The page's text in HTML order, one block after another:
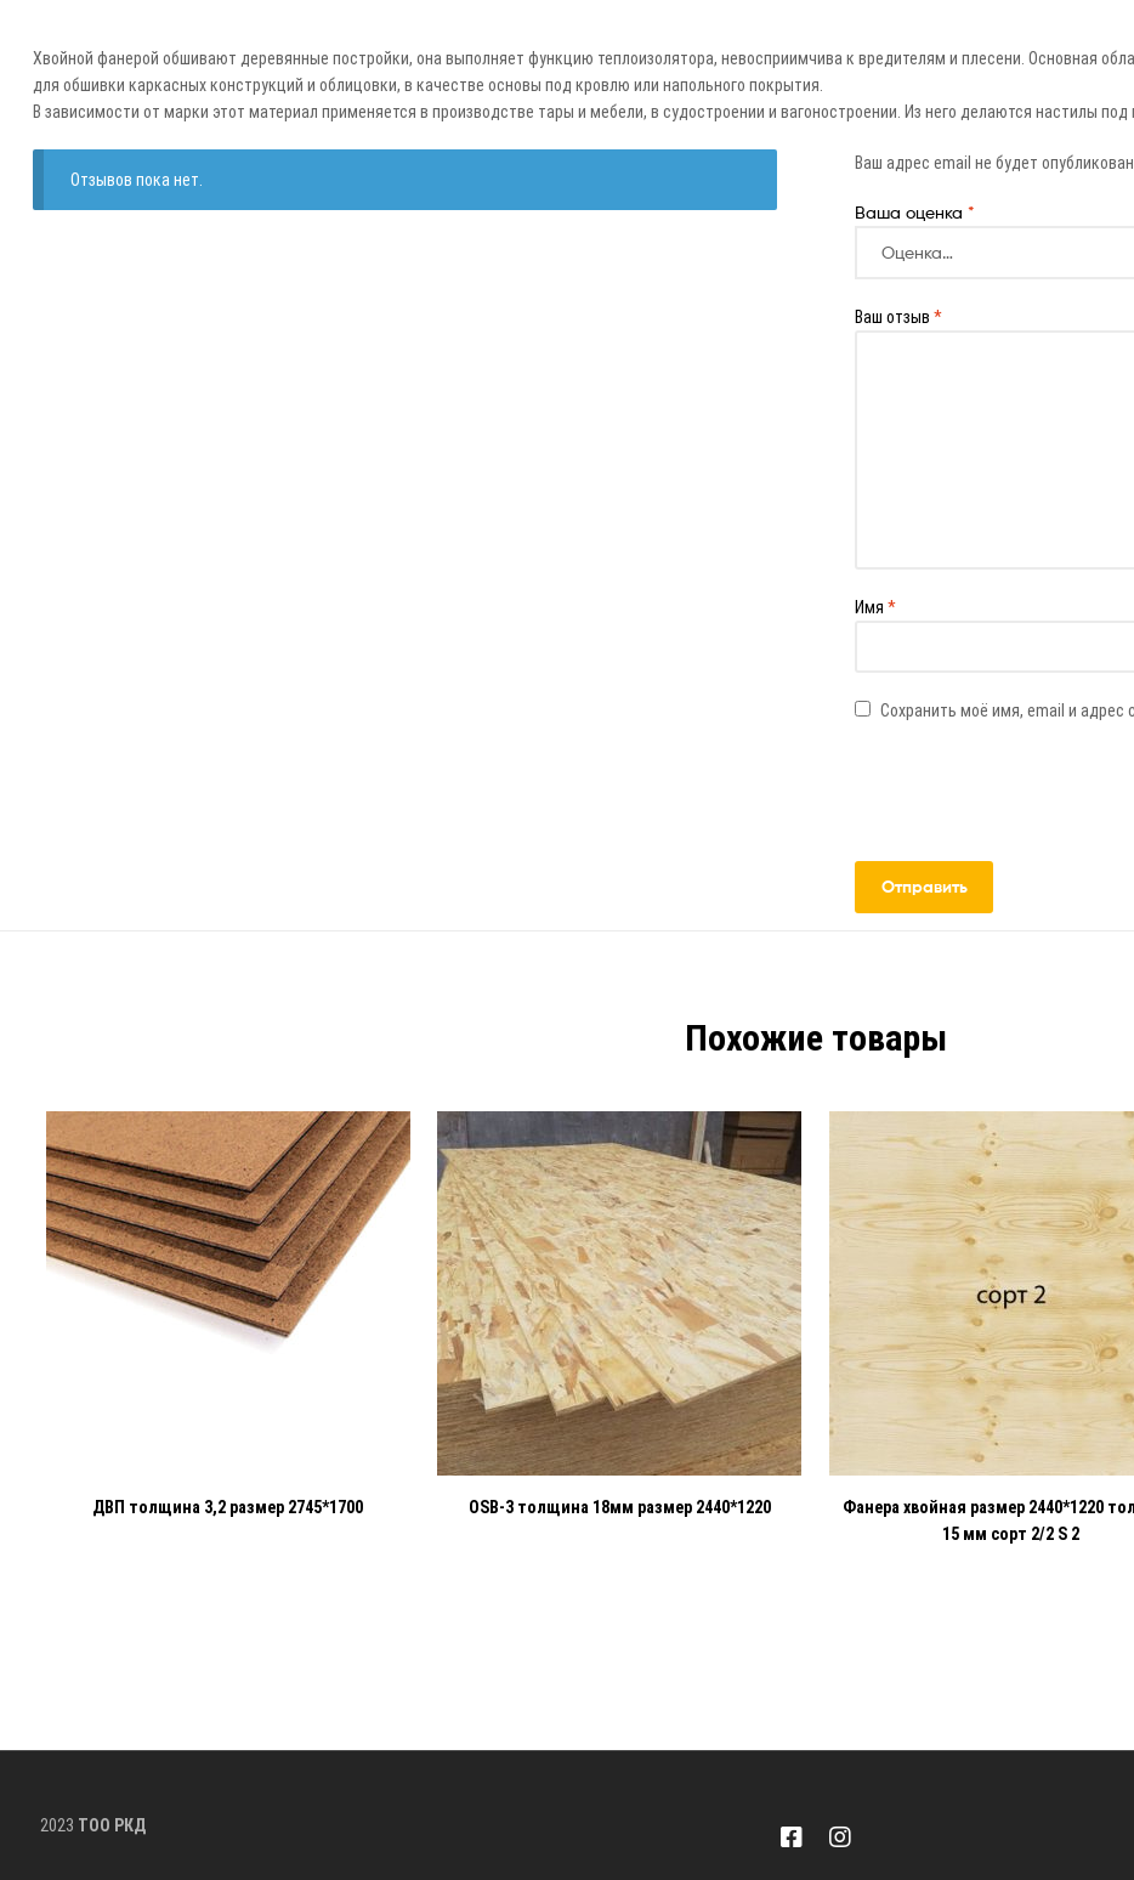
Хвойной фанерой обшивают деревянные постройки, она выполняет функцию теплоизолятора, невосприимчива к вредителям и плесени. Основная
для обшивки каркасных конструкций и облицовки, в качестве основы под кровлю или напольного покрытия.
В зависимости от марки этот материал применяется в производстве тары и мебели, в судостроении и вагоностроении. Из него делаются настилы под
Отзывов пока нет.
Ваш адрес email не будет опубликован.
Ваша оценка *
Ваш отзыв *
Имя *
Сохранить моё имя, email и адрес
Похожие товары
ДВП толщина 3,2 размер 2745*1700 OSB-3 толщина 18мм размер 2440*1220
Фанера хвойная размер 2440*1220
15 мм сорт 2/2 S 2
2023 ТОО РКД